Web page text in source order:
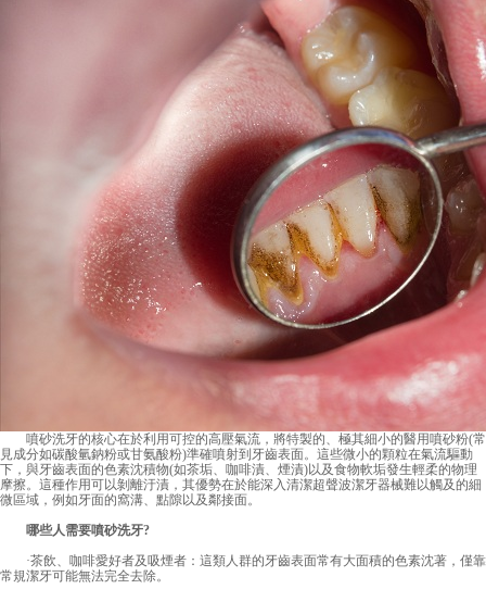
噴砂洗牙的核心在於利用可控的高壓氣流，將特製的、極其細小的醫用噴砂粉(常
見成分如碳酸氫鈉粉或甘氨酸粉)準確噴射到牙齒表面。這些微小的顆粒在氣流驅動
下，與牙齒表面的色素沈積物(如茶垢、咖啡漬、煙漬)以及食物軟垢發生輕柔的物理
摩擦。這種作用可以剝離汙漬，其優勢在於能深入清潔超聲波潔牙器械難以觸及的細
微區域，例如牙面的窩溝、點隙以及鄰接面。
哪些人需要噴砂洗牙?
·茶飲、咖啡愛好者及吸煙者：這類人群的牙齒表面常有大面積的色素沈著，僅靠
常規潔牙可能無法完全去除。